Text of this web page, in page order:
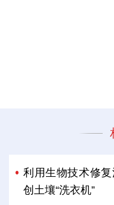
利用生物技术修
创土壤“洗衣机”